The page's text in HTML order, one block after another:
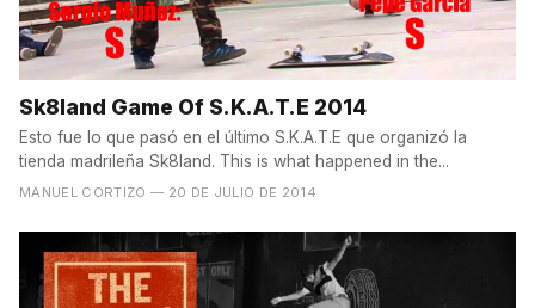
Sk8land Game Of S.K.A.T.E 2014
Esto fue lo que pasó en el último S.K.A.T.E que organizó la
tienda madrileña Sk8land. This is what happened in the...
MANUEL CORTIZO — 20 DE JULIO DE 2014